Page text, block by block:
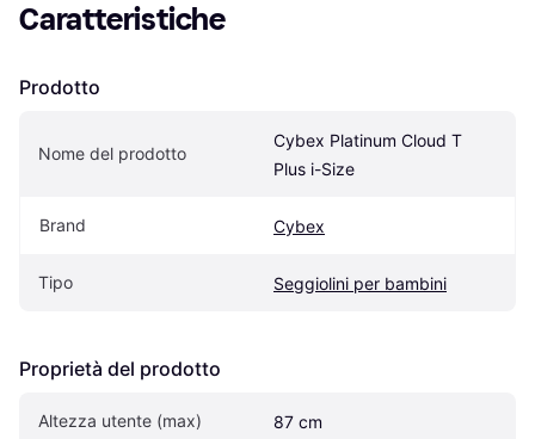
Caratteristiche
Prodotto
Nome del prodotto
Cybex Platinum Cloud T
Plus i-Size
Brand Cybex
Tipo Seggiolini per bambini
Proprietà del prodotto
Altezza utente (max) 87 cm